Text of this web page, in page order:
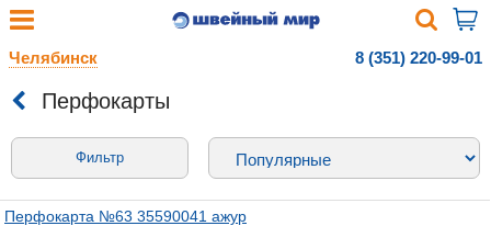
Челябинск 8 (351) 220-99-01
Перфокарты
Фильтр
Перфокарта №63 35590041 ажур